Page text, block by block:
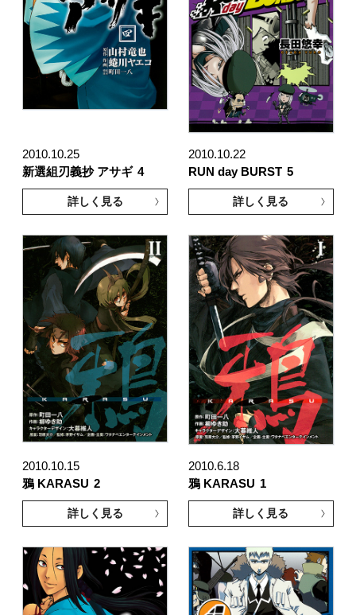
2010.10.25
新選組刃義抄 アサギ 4
詳しく見る
2010.10.22
RUN day BURST 5
詳しく見る
2010.10.15
鴉 KARASU 2
詳しく見る
2010.6.18
鴉 KARASU 1
詳しく見る